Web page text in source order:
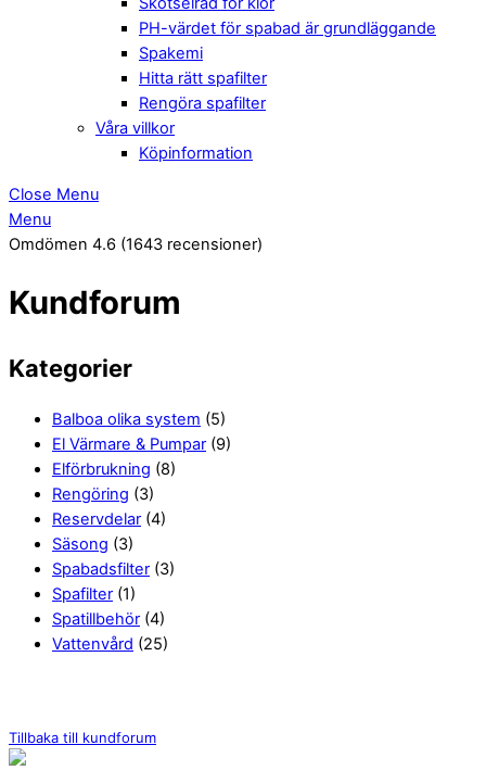
PH-värdet för spabad är grundläggande
Spakemi
Hitta rätt spafilter
Rengöra spafilter
Våra villkor
Köpinformation
Close Menu
Menu
Omdömen 4.6 (1643 recensioner)
Kundforum
Kategorier
Balboa olika system (5)
El Värmare & Pumpar (9)
Elförbrukning (8)
Rengöring (3)
Reservdelar (4)
Säsong (3)
Spabadsfilter (3)
Spafilter (1)
Spatillbehör (4)
Vattenvård (25)
Tillbaka till kundforum